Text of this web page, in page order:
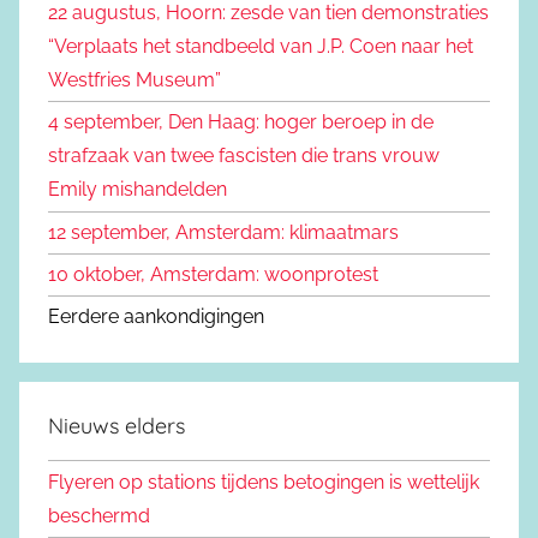
r
:
e
n
22 augustus, Hoorn: zesde van tien demonstraties
“Verplaats het standbeeld van J.P. Coen naar het
Westfries Museum”
4 september, Den Haag: hoger beroep in de
strafzaak van twee fascisten die trans vrouw
Emily mishandelden
12 september, Amsterdam: klimaatmars
10 oktober, Amsterdam: woonprotest
Eerdere aankondigingen
Nieuws elders
Flyeren op stations tijdens betogingen is wettelijk
beschermd